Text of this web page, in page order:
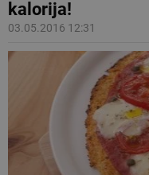
kalorija!
03.05.2016 12:31